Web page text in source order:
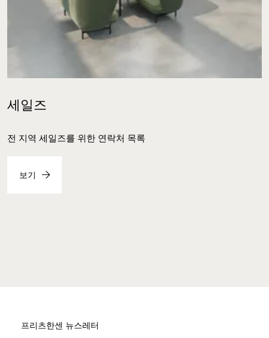
세일즈
전 지역 세일즈를 위한 연락처 목록
보기
프리츠한센 뉴스레터